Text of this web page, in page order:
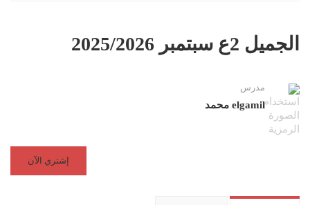
الجميل 2ع سبتمبر 2025/2026
مدرس
elgamil محمد
إشتري الآن